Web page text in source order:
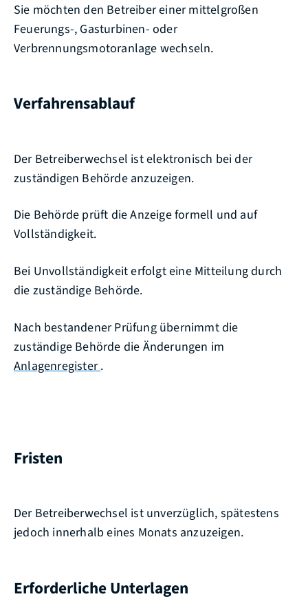
Sie möchten den Betreiber einer mittelgroßen
Feuerungs-, Gasturbinen- oder
Verbrennungsmotoranlage wechseln.
Verfahrensablauf
Der Betreiberwechsel ist elektronisch bei der
zuständigen Behörde anzuzeigen.
Die Behörde prüft die Anzeige formell und auf
Vollständigkeit.
Bei Unvollständigkeit erfolgt eine Mitteilung durch
die zuständige Behörde.
Nach bestandener Prüfung übernimmt die
zuständige Behörde die Änderungen im
Anlagenregister.
Fristen
Der Betreiberwechsel ist unverzüglich, spätestens
jedoch innerhalb eines Monats anzuzeigen.
Erforderliche Unterlagen